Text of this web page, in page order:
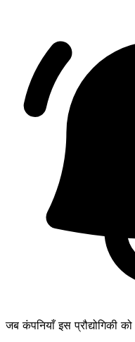
जब कंपनियाँ इस प्रौद्योगिकी